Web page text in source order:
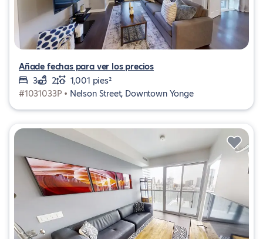
Añade fechas para ver los precios
3
2
1,001 pies²
#1031033P • Nelson Street, Downtown Yonge